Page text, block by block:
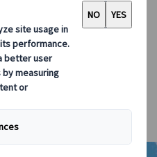
by på